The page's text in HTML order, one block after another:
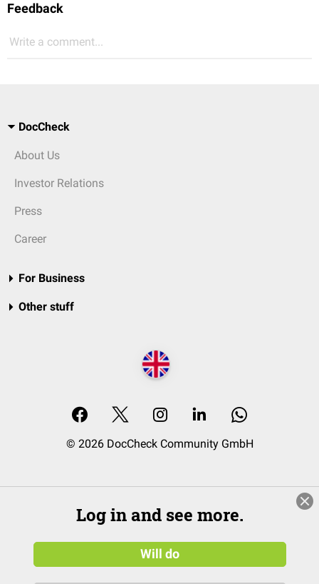
Feedback
Write a comment...
DocCheck
About Us
Investor Relations
Press
Career
For Business
Other stuff
© 2026 DocCheck Community GmbH
Log in and see more.
Will do